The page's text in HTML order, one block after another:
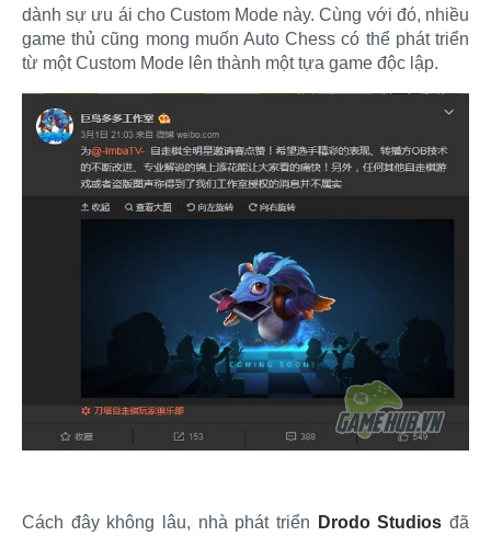
dành sự ưu ái cho Custom Mode này. Cùng với đó, nhiều
game thủ cũng mong muốn Auto Chess có thể phát triển
từ một Custom Mode lên thành một tựa game độc lập.​
Cách đây không lâu, nhà phát triển Drodo Studios đã